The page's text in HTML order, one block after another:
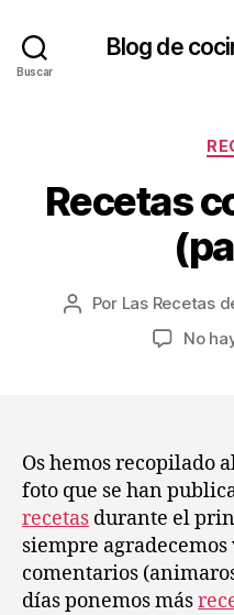
Buscar
Blog de
Recetas
Autor
Por Las Recetas
No
Os hemos recopilado
foto que se han
recetas durante el
siempre
comentarios
días ponemos más